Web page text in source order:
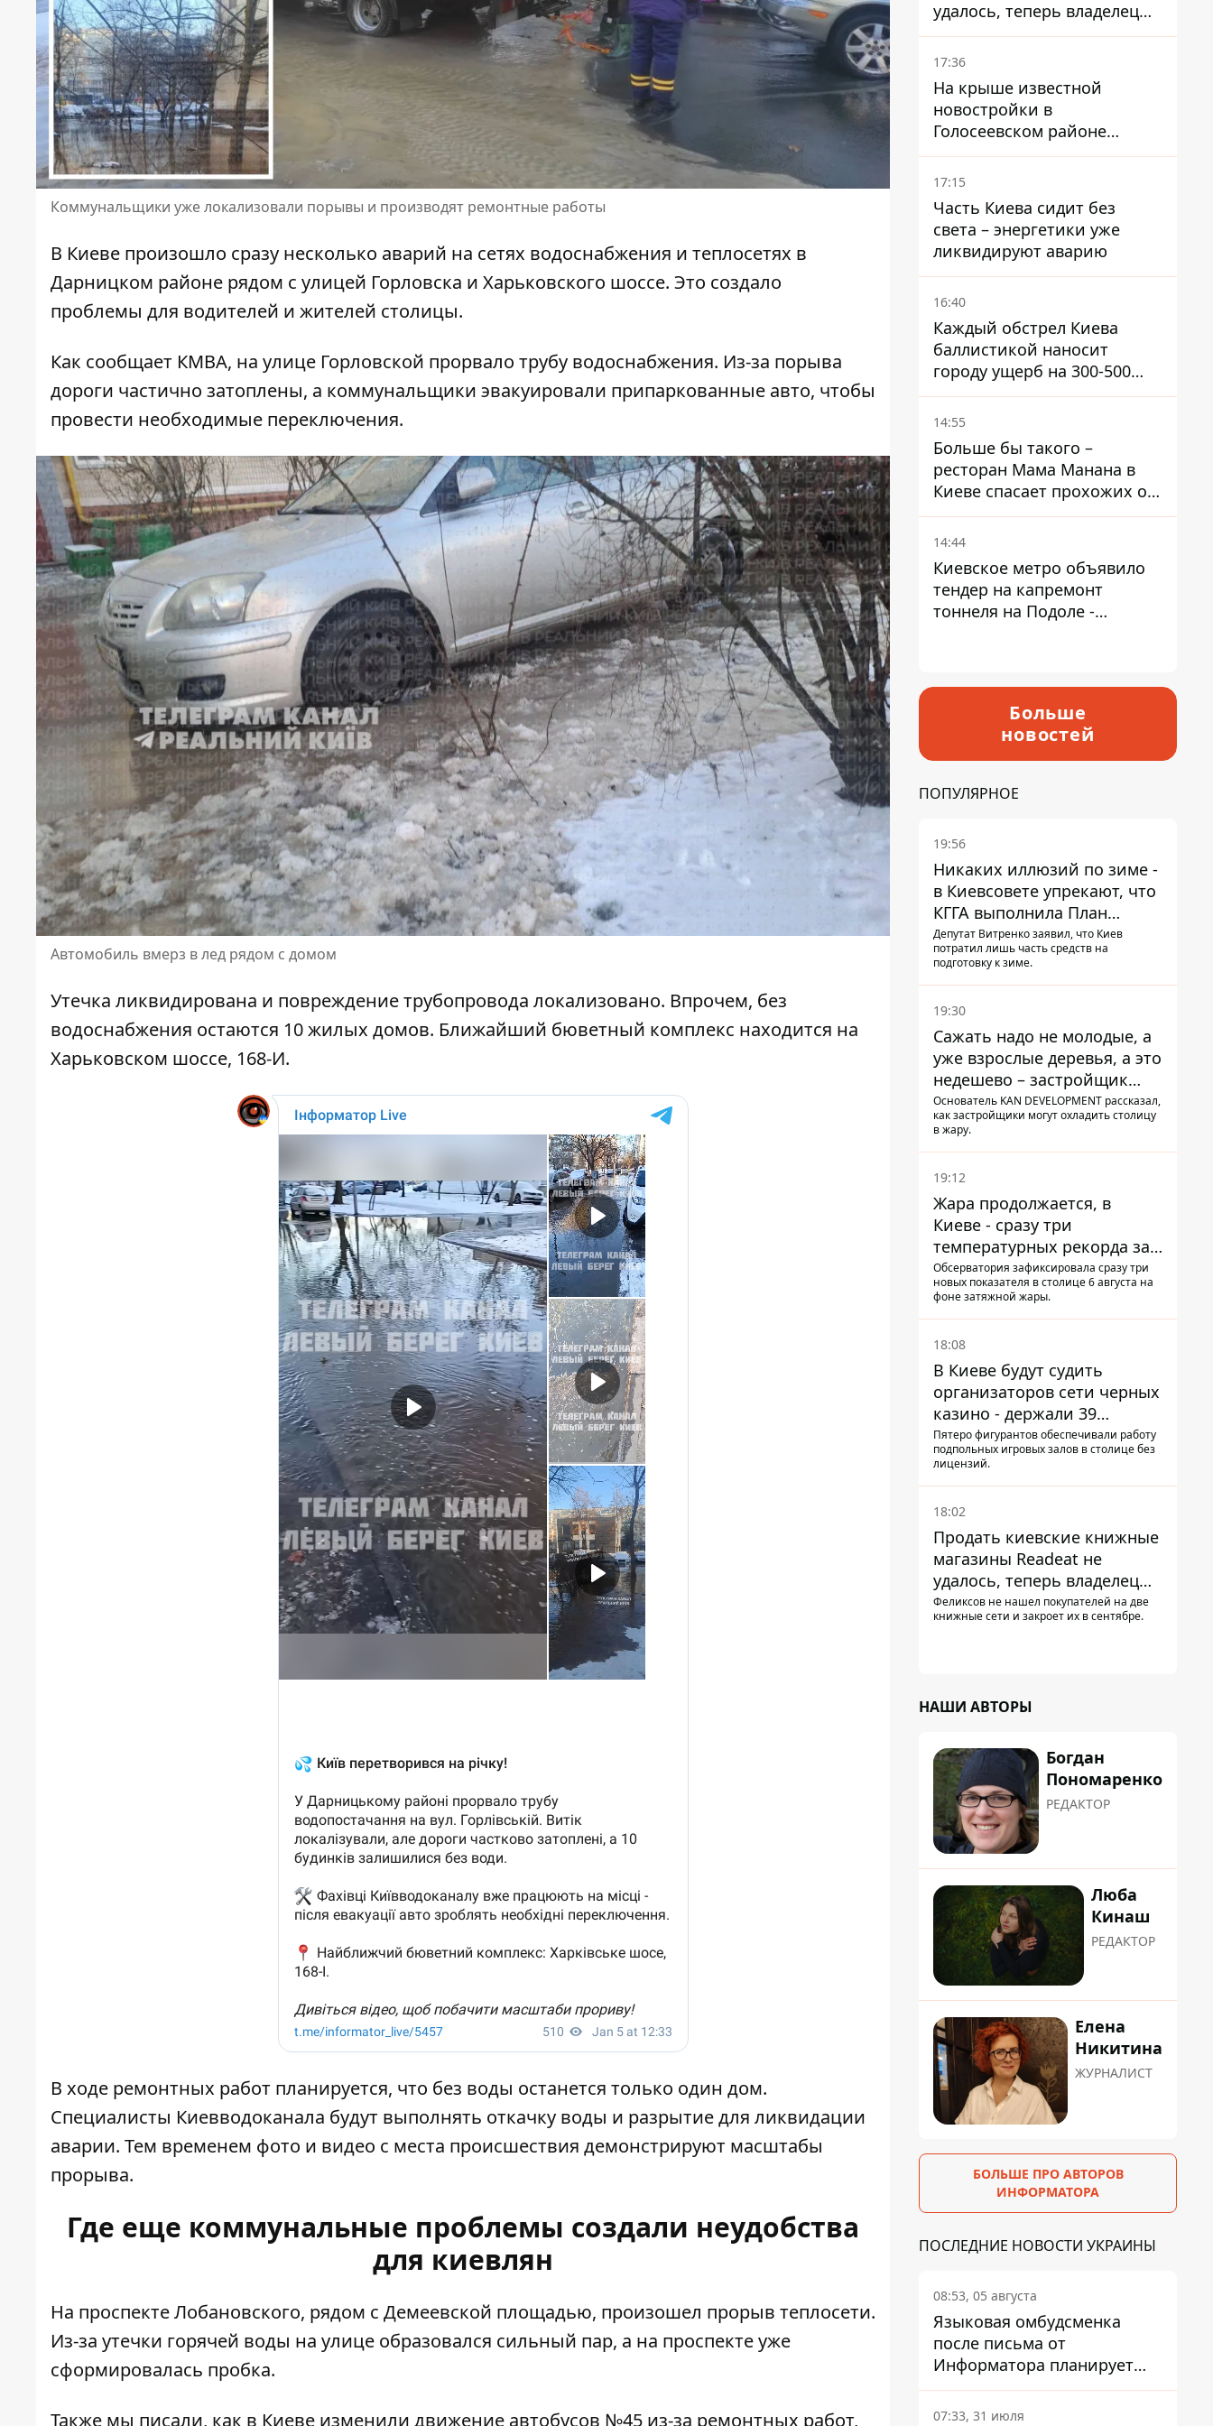
Коммунальщики уже локализовали порывы и производят ремонтные работы
В Киеве произошло сразу несколько аварий на сетях водоснабжения и теплосетях в
Дарницком районе рядом с улицей Горловска и Харьковского шоссе. Это создало
проблемы для водителей и жителей столицы.
Как сообщает КМВА, на улице Горловской прорвало трубу водоснабжения. Из-за порыва
дороги частично затоплены, а коммунальщики эвакуировали припаркованные авто, чтобы
провести необходимые переключения.
Автомобиль вмерз в лед рядом с домом
Утечка ликвидирована и повреждение трубопровода локализовано. Впрочем, без
водоснабжения остаются 10 жилых домов. Ближайший бюветный комплекс находится на
Харьковском шоссе, 168-И.
В ходе ремонтных работ планируется, что без воды останется только один дом.
Специалисты Киевводоканала будут выполнять откачку воды и разрытие для ликвидации
аварии. Тем временем фото и видео с места происшествия демонстрируют масштабы
прорыва.
Где еще коммунальные проблемы создали неудобства
для киевлян
На проспекте Лобановского, рядом с Демеевской площадью, произошел прорыв теплосети.
Из-за утечки горячей воды на улице образовался сильный пар, а на проспекте уже
сформировалась пробка.
Также мы писали, как в Киеве изменили движение автобусов №45 из-за ремонтных работ,
удалось, теперь владелец
их просто закроет
17:36
На крыше известной
новостройки в
Голосеевском районе
разбивают парк площадью
в гектар
17:15
Часть Киева сидит без
света – энергетики уже
ликвидируют аварию
16:40
Каждый обстрел Киева
баллистикой наносит
городу ущерб на 300-500
миллионов - Петр
Пантелеев
14:55
Больше бы такого –
ресторан Мама Манана в
Киеве спасает прохожих от
жары
14:44
Киевское метро объявило
тендер на капремонт
тоннеля на Подоле -
Больше
новостей
ПОПУЛЯРНОЕ
19:56
Никаких иллюзий по зиме -
в Киевсовете упрекают, что
КГГА выполнила План
устойчивости на 20%
Депутат Витренко заявил, что Киев
потратил лишь часть средств на
подготовку к зиме.
19:30
Сажать надо не молодые, а
уже взрослые деревья, а это
недешево – застройщик
Никонов
Основатель KAN DEVELOPMENT рассказал,
как застройщики могут охладить столицу
в жару.
19:12
Жара продолжается, в
Киеве - сразу три
температурных рекорда за
день
Обсерватория зафиксировала сразу три
новых показателя в столице 6 августа на
фоне затяжной жары.
18:08
В Киеве будут судить
организаторов сети черных
казино - держали 39
заведений
Пятеро фигурантов обеспечивали работу
подпольных игровых залов в столице без
лицензий.
18:02
Продать киевские книжные
магазины Readeat не
удалось, теперь владелец
их просто закроет
Феликсов не нашел покупателей на две
книжные сети и закроет их в сентябре.
НАШИ АВТОРЫ
Богдан
Пономаренко
РЕДАКТОР
Люба
Кинаш
РЕДАКТОР
Елена
Никитина
ЖУРНАЛИСТ
БОЛЬШЕ ПРО АВТОРОВ
ИНФОРМАТОРА
ПОСЛЕДНИЕ НОВОСТИ УКРАИНЫ
08:53, 05 августа
Языковая омбудсменка
после письма от
Информатора планирует
наказать компанию-
подрядчика ПриватБанка
07:33, 31 июля